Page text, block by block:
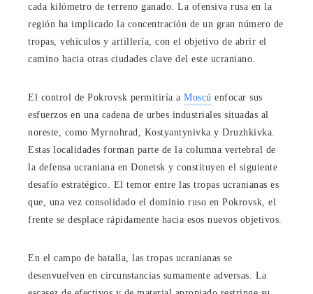
cada kilómetro de terreno ganado. La ofensiva rusa en la
región ha implicado la concentración de un gran número de
tropas, vehículos y artillería, con el objetivo de abrir el
camino hacia otras ciudades clave del este ucraniano.
El control de Pokrovsk permitiría a Moscú enfocar sus
esfuerzos en una cadena de urbes industriales situadas al
noreste, como Myrnohrad, Kostyantynivka y Druzhkivka.
Estas localidades forman parte de la columna vertebral de
la defensa ucraniana en Donetsk y constituyen el siguiente
desafío estratégico. El temor entre las tropas ucranianas es
que, una vez consolidado el dominio ruso en Pokrovsk, el
frente se desplace rápidamente hacia esos nuevos objetivos.
En el campo de batalla, las tropas ucranianas se
desenvuelven en circunstancias sumamente adversas. La